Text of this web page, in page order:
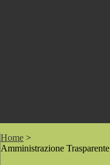
Home >
Amministrazione Trasparente